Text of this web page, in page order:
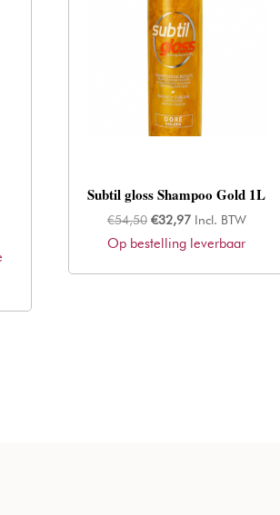
Subtil gloss Shampoo Gold 1L
€54,50 Oorspronkelijke
prijs
€32,97Huidige
prijs
Incl. BTW
Op bestelling leverbaar